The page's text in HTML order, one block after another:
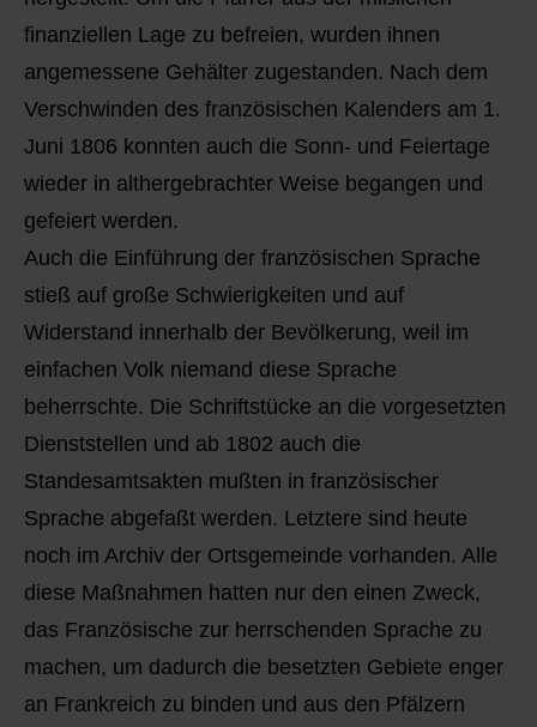
finanziellen Lage zu befreien, wurden ihnen
angemessene Gehälter zugestanden. Nach dem
Verschwinden des französischen Kalenders am 1.
Juni 1806 konnten auch die Sonn- und Feiertage
wieder in althergebrachter Weise begangen und
gefeiert werden.
Auch die Einführung der französischen Sprache
stieß auf große Schwierigkeiten und auf
Widerstand innerhalb der Bevölkerung, weil im
einfachen Volk niemand diese Sprache
beherrschte. Die Schriftstücke an die vorgesetzten
Dienststellen und ab 1802 auch die
Standesamtsakten mußten in französischer
Sprache abgefaßt werden. Letztere sind heute
noch im Archiv der Ortsgemeinde vorhanden. Alle
diese Maßnahmen hatten nur den einen Zweck,
das Französische zur herrschenden Sprache zu
machen, um dadurch die besetzten Gebiete enger
an Frankreich zu binden und aus den Pfälzern